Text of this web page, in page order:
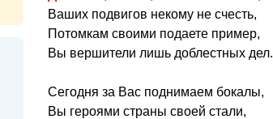
Ваших подвигов некому не счесть,
Потомкам своими подаете пример,
Вы вершители лишь доблестных дел.
Сегодня за Вас поднимаем бокалы,
Вы героями страны своей стали,